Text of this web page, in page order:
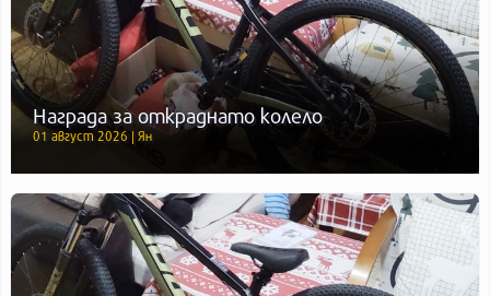
Награда за откраднато колело
01 август 2026 | Ян